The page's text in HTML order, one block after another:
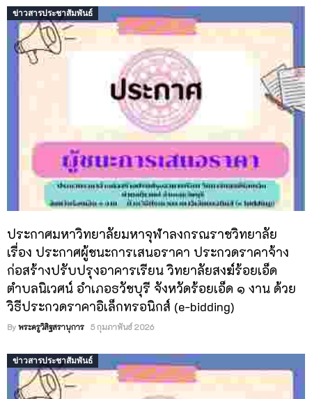
ข่าวสารประชาสัมพันธ์
ประกาศมหาวิทยาลัยมหาจุฬาลงกรณราชวิทยาลัย
เรื่อง ประกาศผู้ชนะการเสนอราคา ประกวดราคาจ้าง
ก่อสร้างปรับปรุงอาคารเรียน วิทยาลัยสงฆ์ร้อยเอ็ด
ตำบลนิเวศน์ อำเภอธวัชบุรี จังหวัดร้อยเอ็ด ๑ งาน ด้วย
วิธีประกวดราคาอิเล็กทรอนิกส์ (e-bidding)
By พระครูวิสิฐสรานุการ 5 กุมภาพันธ์ 2026
ข่าวสารประชาสัมพันธ์